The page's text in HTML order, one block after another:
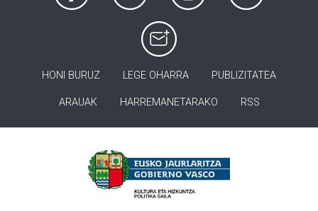
HONI BURUZ LEGE OHARRA PUBLIZITATEA
ARAUAK HARREMANETARAKO RSS